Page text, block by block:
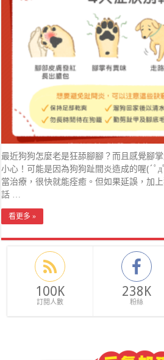
最近狗狗怎麼老是狂舔腳腳？而且感覺腳
小心！可能是因為狗狗趾間炎造成的喔(´ﾟ
當治療，很快就能痊癒。但如果延誤，加
話 …
看更多 »
100K
訂閱人數
238K
粉絲